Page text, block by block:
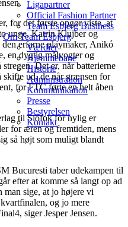
Ligapartner
Official Fashion Partner
Team Esbjerg Business
Om Team Esbjerg
Værdier
Hjemmebane
Historie
Administration
Kommunikation
Presse
Bestyrelsen
Kontakt
for det første opgør viste, at
unge, Katrin Klujber og
erfarne playmaker, Anikó
en dygtig målvogter og
Det er, når batterierne
ud, de når grænsen for
for FTC førte en helt åben
til Siófok for nylig er
for æren og fremtiden, mens
så højt som muligt blandt
Bucuresti taber udekampen til
efter at komme så langt op ad
sige, at jo højere vi
og jo mere
siger Jesper Jensen.